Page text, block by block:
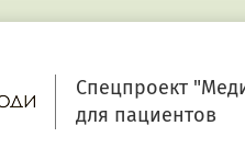
Спецпроект
для пациентов